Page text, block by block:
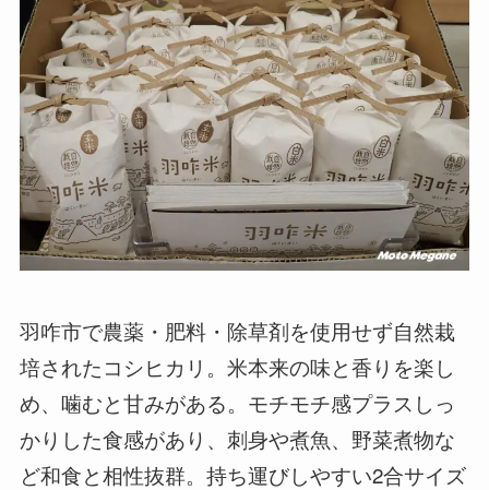
羽咋市で農薬・肥料・除草剤を使用せず自然栽
培されたコシヒカリ。米本来の味と香りを楽し
め、噛むと甘みがある。モチモチ感プラスしっ
かりした食感があり、刺身や煮魚、野菜煮物な
ど和食と相性抜群。持ち運びしやすい2合サイズ